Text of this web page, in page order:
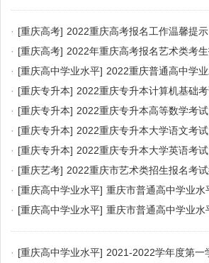
· [重庆高考] 2022重庆高考报名工作温馨提示
· [重庆高考] 2022年重庆高考报名艺术类考
· [重庆高中学业水平] 2022重庆普通高中学
· [重庆专升本] 2022重庆专升本计算机基础
· [重庆专升本] 2022重庆专升本高等数学考
· [重庆专升本] 2022重庆专升本大学语文考
· [重庆专升本] 2022重庆专升本大学英语考
· [重庆艺考] 2022重庆市艺术类招生报名考
· [重庆高中学业水平] 重庆市普通高中学业
准（2022 年版）
· [重庆高中学业水平] 重庆市普通高中学业
版）
· [重庆高中学业水平] 2021-2022学年度第一